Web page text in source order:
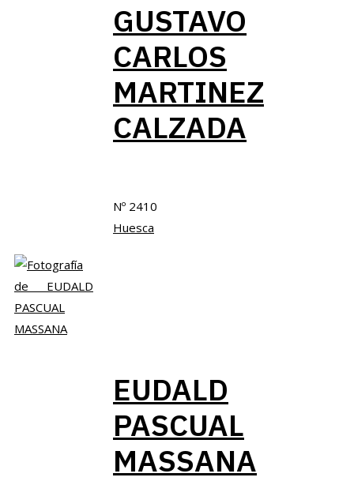
GUSTAVO
CARLOS
MARTINEZ
CALZADA
Nº 2410
Huesca
EUDALD
PASCUAL
MASSANA